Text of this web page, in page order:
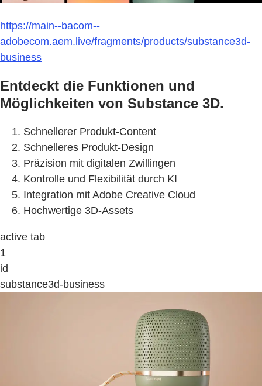
https://main--bacom--
adobecom.aem.live/fragments/products/substance3d-
business
Entdeckt die Funktionen und
Möglichkeiten von Substance 3D.
Schnellerer Produkt-Content
Schnelleres Produkt-Design
Präzision mit digitalen Zwillingen
Kontrolle und Flexibilität durch KI
Integration mit Adobe Creative Cloud
Hochwertige 3D-Assets
active tab
1
id
substance3d-business